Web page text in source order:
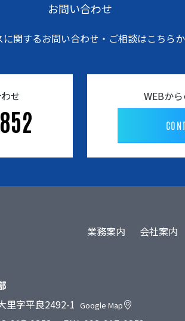
お問い合わせ
に関するお問い合わせ・ご相談はこちら
せ WEBか
業務案内 会社案内
里字平良2492-1 Google Map